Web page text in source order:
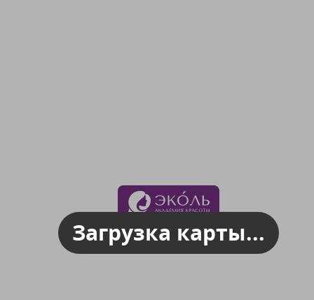
Загрузка карты...